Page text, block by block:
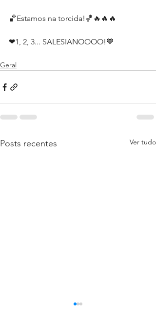
🏀Estamos na torcida!🏀🔥🔥🔥
❤1, 2, 3... SALESIANOOOO!💙
Geral
Posts recentes Ver tudo